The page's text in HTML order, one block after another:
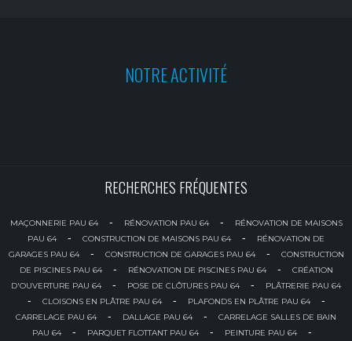
NOTRE ACTIVITÉ
RECHERCHES FRÉQUENTES
MAÇONNERIE PAU 64 - RÉNOVATION PAU 64 -
RÉNOVATION DE MAISONS
PAU 64
- CONSTRUCTION DE MAISONS PAU 64 -
RÉNOVATION DE
GARAGES PAU 64
- CONSTRUCTION DE GARAGES PAU 64 -
CONSTRUCTION
DE PISCINES PAU 64
- RÉNOVATION DE PISCINES PAU 64 -
CRÉATION
D'OUVERTURE PAU 64
- POSE DE CLÔTURES PAU 64 - PLÂTRERIE PAU 64
- CLOISONS EN PLÂTRE PAU 64 - PLAFONDS EN PLÂTRE PAU 64 -
CARRELAGE PAU 64 - DALLAGE PAU 64 -
CARRELAGE SALLES DE BAIN
PAU 64
- PARQUET FLOTTANT PAU 64 - PEINTURE PAU 64 -